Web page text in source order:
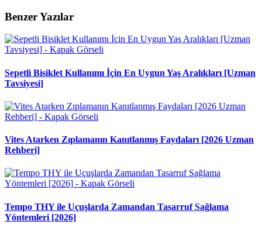
Benzer Yazılar
Sepetli Bisiklet Kullanımı İçin En Uygun Yaş Aralıkları [Uzman
Tavsiyesi]
Vites Atarken Zıplamanın Kanıtlanmış Faydaları [2026 Uzman
Rehberi]
Tempo THY ile Uçuşlarda Zamandan Tasarruf Sağlama
Yöntemleri [2026]